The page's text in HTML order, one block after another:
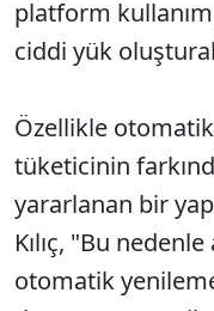
platform
ciddi yük
Özellikle
tüketicinin
yararlanan bir
Kılıç, "Bu
otomatik